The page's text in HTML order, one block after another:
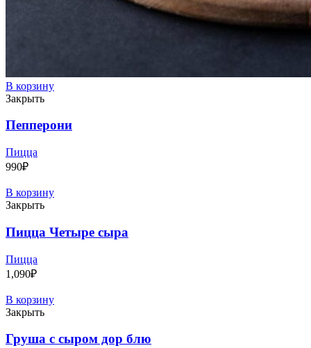
В корзину
Закрыть
Пепперони
Пицца
990₽
В корзину
Закрыть
Пицца Четыре сыра
Пицца
1,090₽
В корзину
Закрыть
Груша с сыром дор блю